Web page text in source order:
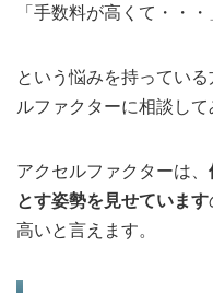
「手数料が高くて・・・
という悩みを持ってい
ルファクターに相談して
アクセルファクターは、
とす姿勢を見せています
高いと言えます。